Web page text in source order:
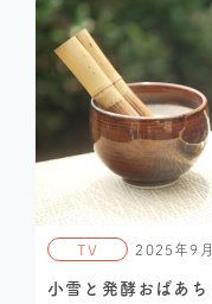
TV 2025年9
小雪と発酵おばあ